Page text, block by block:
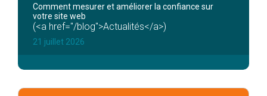
Comment mesurer et améliorer la confiance sur
votre site web
(<a href="/blog">Actualités</a>)
21 juillet 2026